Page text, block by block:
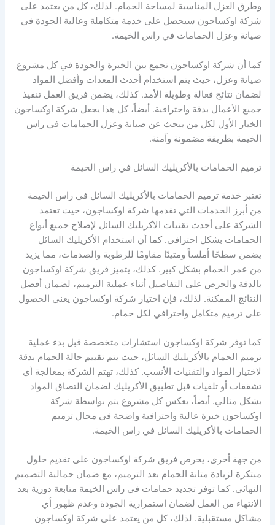
وطرق العزل المناسبة لمساحة الحمام. لذلك، كل من يعتمد على
شركة اوكساجون سيحصل على خدمة متكاملة وعالية الجودة في
صيانة وعزل الحمامات في راس الخيمة.
كما أن شركة اوكساجون تجمع بين الخبرة والجودة في كل مشروع
صيانة وعزل، حيث يتم استخدام أحدث المعدات وأفضل المواد
لضمان نتائج فعالة وطويلة الأمد. كذلك، يضمن فريق العمل تنفيذ
جميع الأعمال بدقة واحترافية. أيضاً، كل هذا يجعل شركة اوكساجون
الخيار الأول لكل من يبحث عن صيانة وعزل الحمامات في راس
الخيمة بطريقة مضمونة وآمنة.
ترميم الحمامات بالأكريليك السائل في راس الخيمة
تعتبر خدمة ترميم الحمامات بالأكريليك السائل في راس الخيمة
من أبرز الخدمات التي تقدمها شركة اوكساجون، حيث تعتمد
الشركة على أحدث تقنيات الأكريليك السائل لإصلاح جميع أنواع
الحمامات بشكل احترافي. كما أن استخدام الأكريليك السائل
يضمن سطحًا أملساً ومتينًا مقاومًا للرطوبة والصدمات، مما يزيد
من عمر الحمام بشكل كبير. كذلك، يتميز فريق شركة اوكساجون
بالدقة والحرص على التفاصيل أثناء عملية الترميم، لضمان أفضل
النتائج الممكنة. لذلك، فإن اختيار شركة اوكساجون يعني الحصول
على ترميم متكامل واحترافي لكل حمام.
كما توفر شركة اوكساجون استشارات متخصصة قبل بدء عملية
ترميم الحمام بالأكريليك السائل، حيث يتم تقييم حالة الحمام بدقة
لاختيار المواد والتقنيات الأنسب. كذلك، تهتم الشركة بمعالجة أي
تشققات أو تلفيات قبل تطبيق الأكريليك لضمان التصاق المواد
بشكل مثالي. أيضاً، يعكس كل مشروع يتم بواسطة شركة
اوكساجون خبرة عالية واحترافية واضحة في مجال ترميم
الحمامات بالأكريليك السائل في راس الخيمة.
من جهة أخرى، يحرص فريق شركة اوكساجون على تقديم حلول
مبتكرة لزيادة متانة الحمام بعد الترميم، مع ضمان جمالية التصميم
النهائي. كما توفر تجديد حمامات في راس الخيمة متابعة دورية بعد
الانتهاء من العمل لضمان استمرارية الجودة وعدم ظهور أي
مشاكل مستقبلية. لذلك، كل من يعتمد على شركة اوكساجون